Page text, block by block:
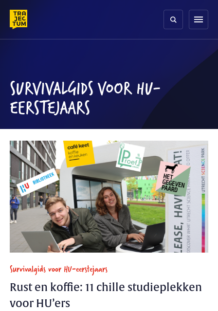
content
menu
SURVIVALGIDS VOOR HU-
EERSTEJAARS
Survivalgids voor HU-eerstejaars
Rust en koffie: 11 chille studieplekken
voor HU’ers